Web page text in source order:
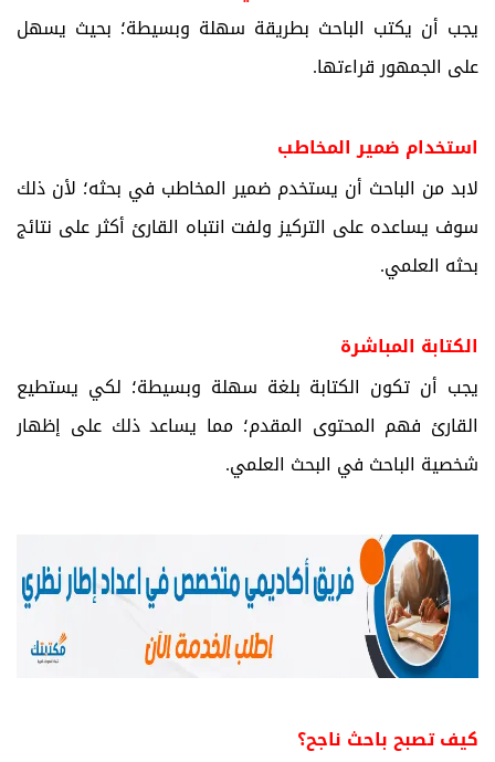
يجب أن يكتب الباحث بطريقة سهلة وبسيطة؛ بحيث يسهل
على الجمهور قراءتها.
استخدام ضمير المخاطب
لابد من الباحث أن يستخدم ضمير المخاطب في بحثه؛ لأن ذلك
سوف يساعده على التركيز ولفت انتباه القارئ أكثر على نتائج
بحثه العلمي.
الكتابة المباشرة
يجب أن تكون الكتابة بلغة سهلة وبسيطة؛ لكي يستطيع
القارئ فهم المحتوى المقدم؛ مما يساعد ذلك على إظهار
شخصية الباحث في البحث العلمي.
كيف تصبح باحث ناجح؟